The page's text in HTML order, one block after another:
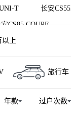
T 长安
CS85 COUPE
PHEV 逸动
长安览拓
以上
旅行车
年款 过户次数